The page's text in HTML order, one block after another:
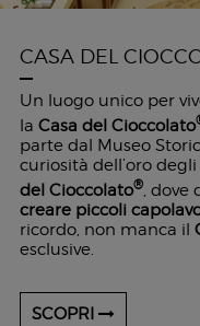
CASA DEL
Un luogo unico per
la Casa del Cioccolato
parte dal Museo
curiosità dell’oro
del Cioccolato®, dove
creare piccoli
ricordo, non manca il
esclusive.
SCOPRI